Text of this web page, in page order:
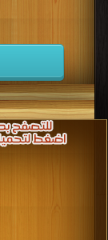
كتب 1978
كتب 1974
كتب 1970
كتب 1966
كتب 1962